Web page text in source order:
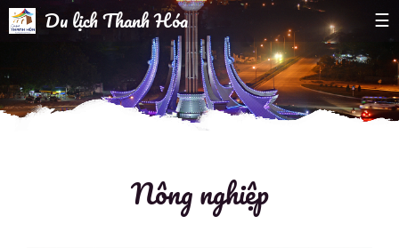
☰
Du lịch Thanh Hóa
Nông nghiệp